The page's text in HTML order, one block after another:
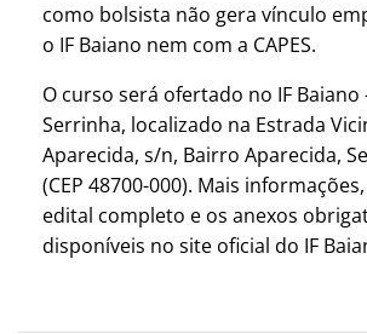
como bolsista não gera vínculo
o IF Baiano nem com a CAPES.
O curso será ofertado no IF Baiano
Serrinha, localizado na Estrada
Aparecida, s/n, Bairro Aparecida,
(CEP 48700-000). Mais
edital completo e os anexos
disponíveis no site oficial do IF